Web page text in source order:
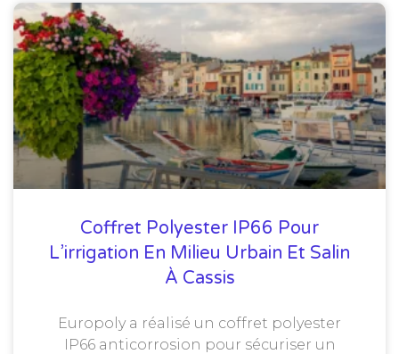
Coffret Polyester IP66 Pour
L’irrigation En Milieu Urbain Et Salin
À Cassis
Europoly a réalisé un coffret polyester
IP66 anticorrosion pour sécuriser un